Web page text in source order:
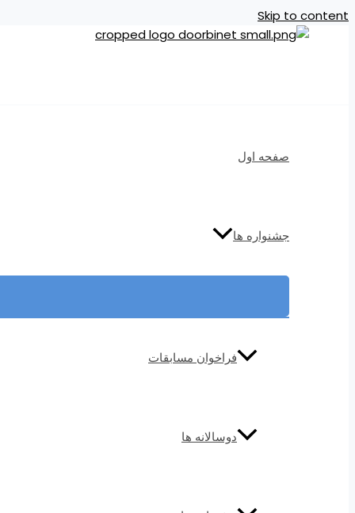
Skip to content
صفحه اول
جشنواره ها
فراخوان مسابقات
دوسالانه ها